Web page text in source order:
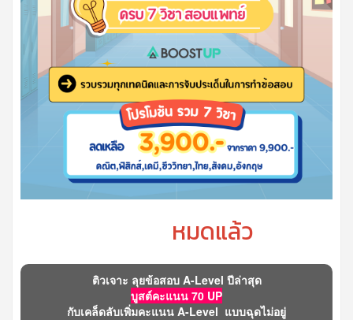
หมดแล้ว
ติวเจาะ ลุยข้อสอบ A-Level ปีล่าสุด
บูสต์คะแนน 70 UP
กับเคล็ดลับเพิ่มคะแนน A-Level แบบฉุดไม่อยู่